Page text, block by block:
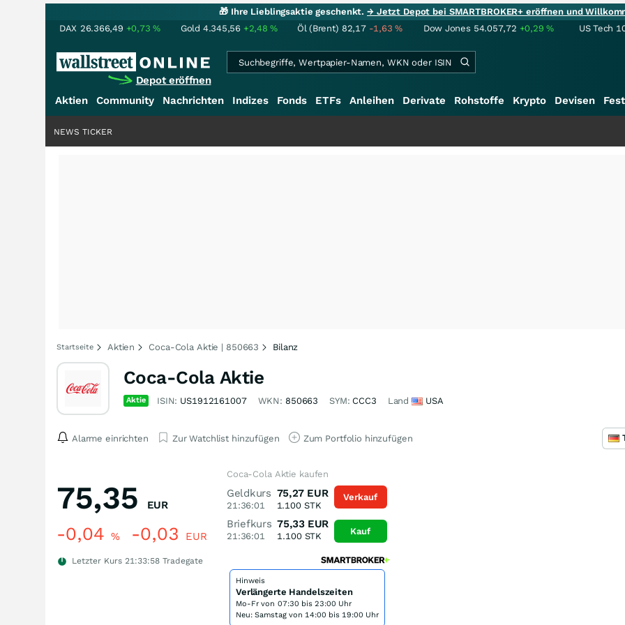
🎁 Ihre Lieblingsaktie geschenkt.→ Jetzt Depot bei SMARTBROKER+ eröffnen und
DAX 26.366,49 +0,73% Gold 4.345,56 +2,48% Öl (Brent) 82,17 -1,63% Dow Jones 54.057,72 +0,29% US Tech
Depot eröffnen
Aktien Community Nachrichten Indizes Fonds ETFs Anleihen Derivate Rohstoffe Krypto Devisen
NEWS TICKER
Startseite Aktien Coca-Cola Aktie | 850663 Bilanz
Coca-Cola Aktie
Aktie ISIN: US1912161007 WKN: 850663 SYM: CCC3 Land USA
Alarme einrichten Zur Watchlist hinzufügen Zum Portfolio hinzufügen
75,35 EUR
-0,04 % -0,03 EUR
Letzter Kurs 21:33:58 Tradegate
Coca-Cola Aktie kaufen
Geldkurs
21:36:01
75,27 EUR
1.100STK
Briefkurs
21:36:01
75,33 EUR
1.100STK
Verkauf
Kauf
Hinweis
Verlängerte Handelszeiten
Mo-Fr von 07:30 bis 23:00 Uhr
Neu: Samstag von 14:00 bis 19:00 Uhr